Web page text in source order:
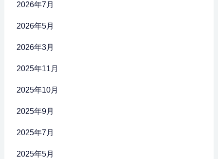
2026年7月
2026年5月
2026年3月
2025年11月
2025年10月
2025年9月
2025年7月
2025年5月